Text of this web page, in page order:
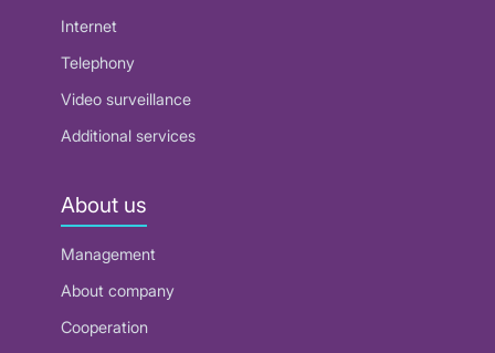
Internet
Telephony
Video surveillance
Additional services
About us
Management
About company
Cooperation